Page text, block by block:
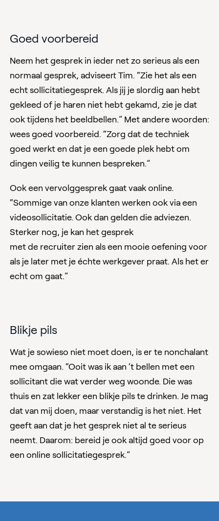
Goed voorbereid
Neem het gesprek in ieder net zo serieus als een
normaal gesprek, adviseert Tim. “Zie het als een
echt sollicitatiegesprek. Als jij je slordig aan hebt
gekleed of je haren niet hebt gekamd, zie je dat
ook tijdens het beeldbellen.” Met andere woorden:
wees goed voorbereid. “Zorg dat de techniek
goed werkt en dat je een goede plek hebt om
dingen veilig te kunnen bespreken.”
Ook een vervolggesprek gaat vaak online.
“Sommige van onze klanten werken ook via een
videosollicitatie. Ook dan gelden die adviezen.
Sterker nog, je kan het gesprek
met de recruiter zien als een mooie oefening voor
als je later met je échte werkgever praat. Als het er
echt om gaat.”
Blikje pils
Wat je sowieso niet moet doen, is er te nonchalant
mee omgaan. “Ooit was ik aan ‘t bellen met een
sollicitant die wat verder weg woonde. Die was
thuis en zat lekker een blikje pils te drinken. Je mag
dat van mij doen, maar verstandig is het niet. Het
geeft aan dat je het gesprek niet al te serieus
neemt. Daarom: bereid je ook altijd goed voor op
een online sollicitatiegesprek.”